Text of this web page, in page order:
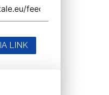
LINK